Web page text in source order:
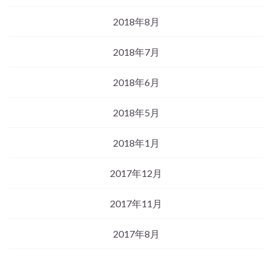
2018年8月
2018年7月
2018年6月
2018年5月
2018年1月
2017年12月
2017年11月
2017年8月